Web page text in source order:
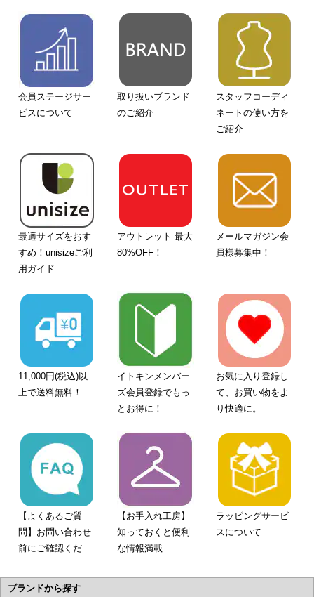
会員ステージサー
ビスについて
取り扱いブランド
のご紹介
スタッフコーディ
ネートの使い方を
ご紹介
最適サイズをおす
すめ！unisizeご利
用ガイド
アウトレット 最大
80%OFF！
メールマガジン会
員様募集中！
11,000円(税込)以
上で送料無料！
イトキンメンバー
ズ会員登録でもっ
とお得に！
お気に入り登録し
て、お買い物をよ
り快適に。
【よくあるご質
問】お問い合わせ
前にご確認くださ
【お手入れ工房】
知っておくと便利
な情報満載
ラッピングサービ
スについて
ブランドから探す